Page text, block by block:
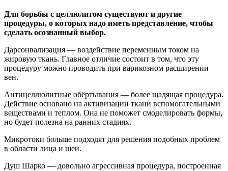
Для борьбы с целлюлитом существуют и другие
процедуры, о которых надо иметь представление, чтобы
сделать осознанный выбор.
Дарсонвализация — воздействие переменным током на
жировую ткань. Главное отличие состоит в том, что эту
процедуру можно проводить при варикозном расширении
вен.
Антицеллюлитные обёртывания — более щадящая процедура.
Действие основано на активизации ткани вспомогательными
веществами и теплом. Она не поможет смоделировать формы,
но будет полезна на ранних стадиях.
Микротоки больше подходят для решения подобных проблем
в области лица и шеи.
Душ Шарко — довольно агрессивная процедура, построенная